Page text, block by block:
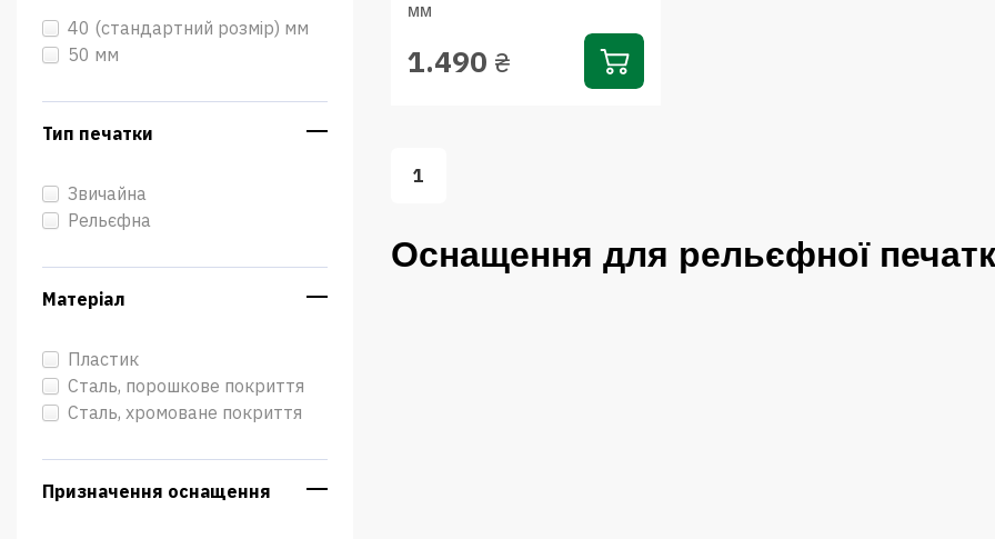
мм
1.490 ₴
1
Оснащення для рельєфної
40 (стандартний розмір) мм
50 мм
Тип печатки
Звичайна
Рельєфна
Матеріал
Пластик
Сталь, порошкове покриття
Сталь, хромоване покриття
Призначення оснащення